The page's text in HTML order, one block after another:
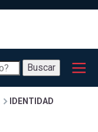
Buscar
IDENTIDAD